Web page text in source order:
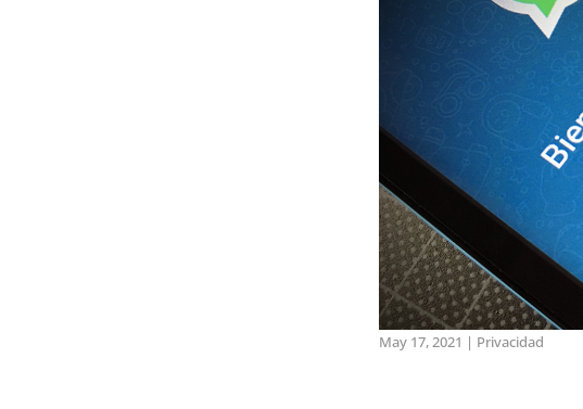
May 17, 2021 | Privacidad